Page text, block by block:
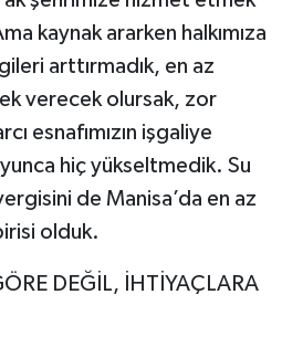
kaynak ararken halkımıza
arttırmadık, en az
verecek olursak, zor
esnafımızın işgaliye
hiç yükseltmedik. Su
de Manisa’da en az
olduk.
DEĞİL, İHTİYAÇLARA